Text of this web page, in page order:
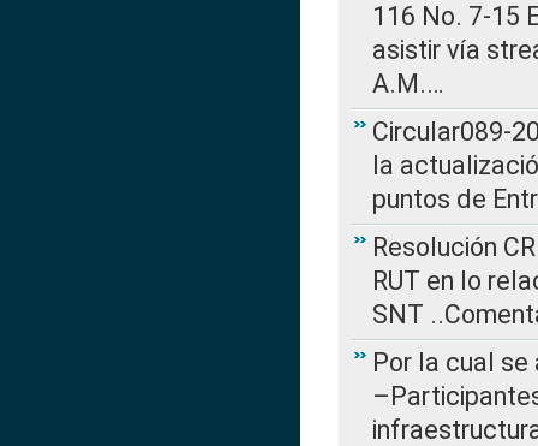
116 No. 7-15
asistir vía
A.M.…
Circular089-
la
puntos de
Resolución
RUT en lo
SNT
Por la cual se